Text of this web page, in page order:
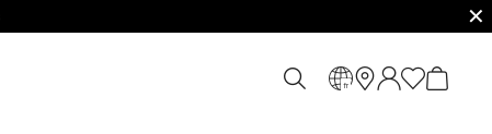
✕
fr